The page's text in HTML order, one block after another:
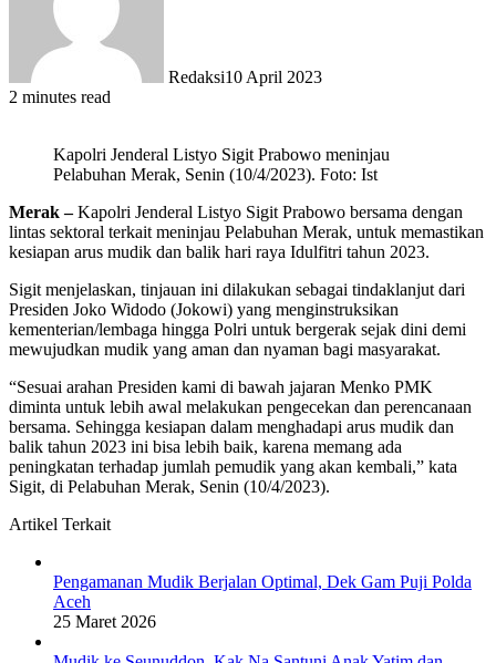
Redaksi10 April 2023
2 minutes read
Kapolri Jenderal Listyo Sigit Prabowo meninjau
Pelabuhan Merak, Senin (10/4/2023). Foto: Ist
Merak –Kapolri Jenderal Listyo Sigit Prabowo bersama dengan
lintas sektoral terkait meninjau Pelabuhan Merak, untuk memastikan
kesiapan arus mudik dan balik hari raya Idulfitri tahun 2023.
Sigit menjelaskan, tinjauan ini dilakukan sebagai tindaklanjut dari
Presiden Joko Widodo (Jokowi) yang menginstruksikan
kementerian/lembaga hingga Polri untuk bergerak sejak dini demi
mewujudkan mudik yang aman dan nyaman bagi masyarakat.
“Sesuai arahan Presiden kami di bawah jajaran Menko PMK
diminta untuk lebih awal melakukan pengecekan dan perencanaan
bersama. Sehingga kesiapan dalam menghadapi arus mudik dan
balik tahun 2023 ini bisa lebih baik, karena memang ada
peningkatan terhadap jumlah pemudik yang akan kembali,” kata
Sigit, di Pelabuhan Merak, Senin (10/4/2023).
Artikel Terkait
Pengamanan Mudik Berjalan Optimal, Dek Gam Puji Polda
Aceh
25 Maret 2026